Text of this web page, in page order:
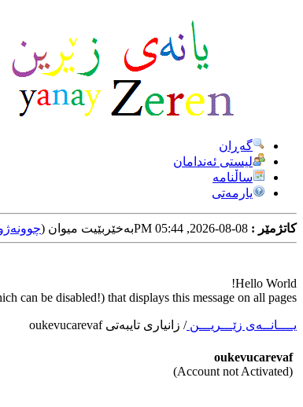
گه‌ڕان
لیستی ئه‌ندامان
ساڵنامه
یارمه‌تی
کاتژمێر : به‌خێربێیت میوان (
Hello World!
can be disabled!) that displays this message on all pages.
یــــانــه‌ی زێـــریـــن/ زانیاری تایبه‌تی oukevucarevaf
oukevucarevaf
(Account not Activated)